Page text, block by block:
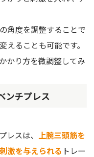
角度を調整することで
ることも可能です。
かり方を微調整してみ
ンチプレス
レスは、
上腕三頭筋を
激を与えられる トレー